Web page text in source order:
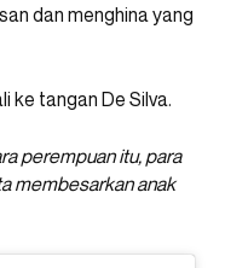
dan menghina yang
ke tangan De Silva.
perempuan itu, para
membesarkan anak